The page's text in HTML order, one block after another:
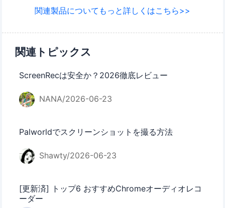
関連製品についてもっと詳しくはこちら>>
関連トピックス
ScreenRecは安全か？2026徹底レビュー
NANA/2026-06-23
Palworldでスクリーンショットを撮る方法
Shawty/2026-06-23
[更新済] トップ6 おすすめChromeオーディオレコ
ーダー